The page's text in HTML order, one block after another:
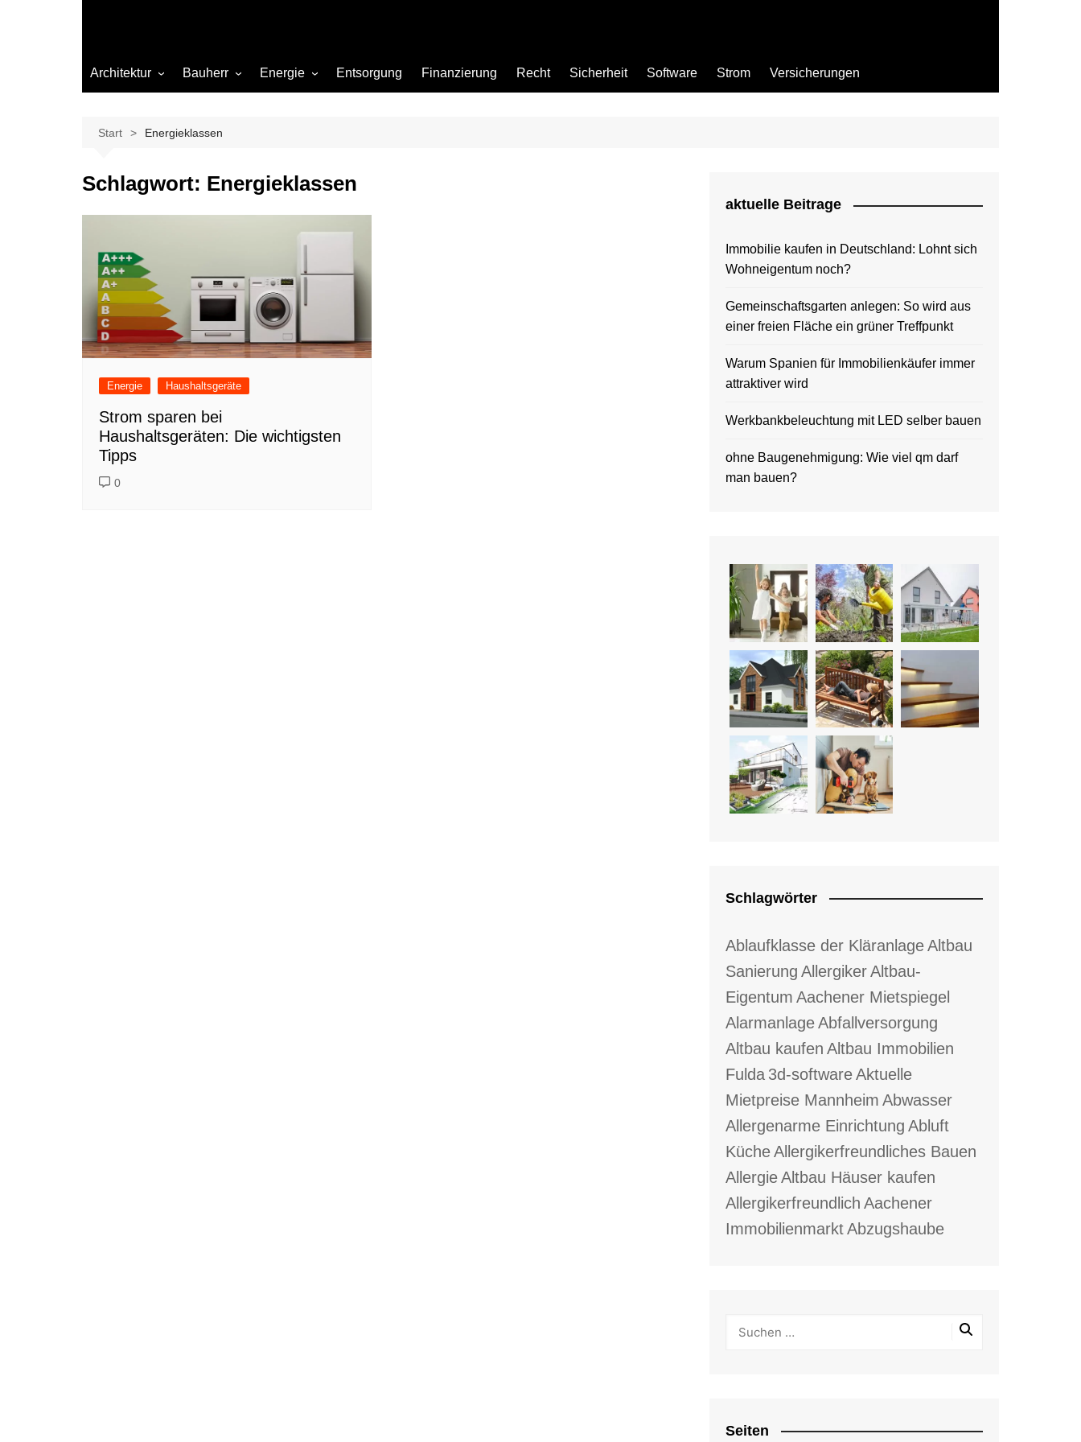
Architektur Bauherr
Beleuchtung
Garten
Materialien
Ökologisch bauen
Hygiene
Energie Entsorgung Finanzierung Recht Sicherheit Software Strom Versicherungen
Start Energieklassen
Schlagwort: Energieklassen
Energie Haushaltsgeräte
Strom sparen bei
Haushaltsgeräten: Die wichtigsten
Tipps
0
aktuelle Beitrage
Immobilie kaufen in Deutschland: Lohnt sich
Wohneigentum noch?
Gemeinschaftsgarten anlegen: So wird aus
einer freien Fläche ein grüner Treffpunkt
Warum Spanien für Immobilienkäufer immer
attraktiver wird
Werkbankbeleuchtung mit LED selber bauen
ohne Baugenehmigung: Wie viel qm darf
man bauen?
Schlagwörter
Ablaufklasse der KläranlageAltbau
Sanierung AllergikerAltbau-
Eigentum Aachener Mietspiegel
AlarmanlageAbfallversorgung
Altbau kaufen Altbau Immobilien
Fulda 3d-softwareAktuelle
Mietpreise Mannheim Abwasser
Allergenarme Einrichtung Abluft
KücheAllergikerfreundliches Bauen
AllergieAltbau Häuser kaufen
Allergikerfreundlich Aachener
ImmobilienmarktAbzugshaube
Seiten